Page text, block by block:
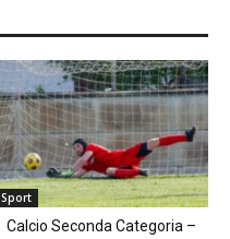
Sport
Calcio Seconda Categoria –